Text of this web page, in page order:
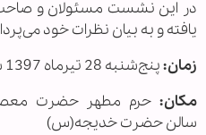
در این نشست مسئولان و
یافته و به بیان نظرات خود
زمان:پنج‌شنبه 28 تیرماه 1397 ساعت 10 صبح
مکان: حرم مطهر حضرت
سالن حضرت خدیجه(س)